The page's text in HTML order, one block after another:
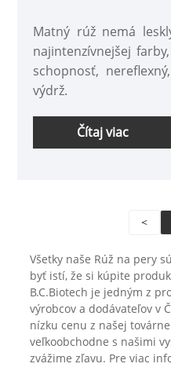
Matný rúž nemá
najintenzívnejšej
schopnosť,
výdrž.
Čítaj viac
<
Všetky naše Rúž na pery
byť istí, že si kúpite
B.C.Biotech je jedným z
výrobcov a dodávateľov v
nízku cenu z našej
veľkoobchodne s našimi
zvážime zľavu. Pre viac